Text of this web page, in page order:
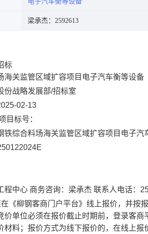
梁承杰：2592613
标
海关监管区域扩容项目电子汽车衡等设备
份战略发展部/招标室
02-13
目标号：
铁综合料场海关监管区域扩容项目电子汽
程中心 商务咨询：梁承杰 联系人电话：
《柳钢客商门户平台》线上报价，并按
价单位必须在报价截止时期前，登录客
材料；报价方式为线下报价的，在线上